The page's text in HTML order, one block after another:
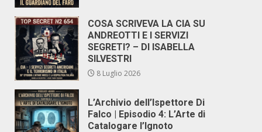
COSA SCRIVEVA LA CIA SU
ANDREOTTI E I SERVIZI
SEGRETI? – DI ISABELLA
SILVESTRI
8 Luglio 2026
L’Archivio dell’Ispettore Di
Falco | Episodio 4: L’Arte di
Catalogare l’Ignoto